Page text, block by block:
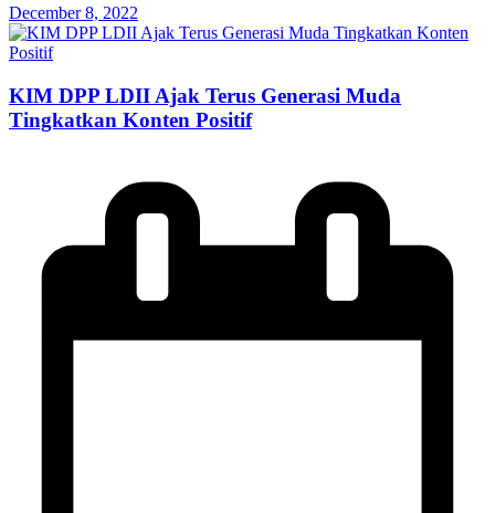
December 8, 2022
KIM DPP LDII Ajak Terus Generasi Muda
Tingkatkan Konten Positif